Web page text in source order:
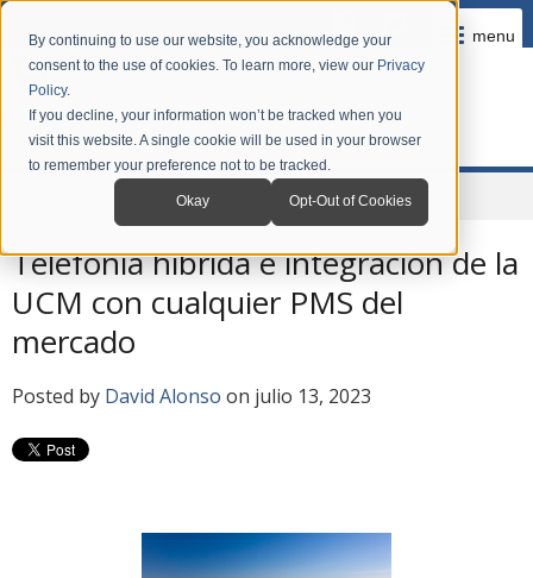
By continuing to use our website, you acknowledge your
consent to the use of cookies. To learn more, view our Privacy
Policy.
If you decline, your information won’t be tracked when you
visit this website. A single cookie will be used in your browser
to remember your preference not to be tracked.
Okay Opt-Out of Cookies
menu
News Blog en Español
Telefonía híbrida e integración de la
UCM con cualquier PMS del
mercado
Posted by David Alonso on julio 13, 2023